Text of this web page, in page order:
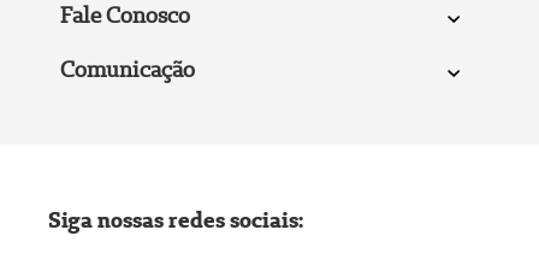
Fale Conosco
Comunicação
Siga nossas redes sociais: